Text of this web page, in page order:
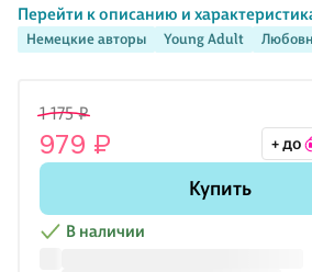
Немецкие авторы Young Adult
судьбы не из милости, а из гнева и
цикла о столкновении человеческой
богом, который не скрывает своей
О чём книга
Когда на острове начинают вымирать
перестаёт быть чужой или далёкой.
этим стоит месть тех, кт
Перейти к описанию и
1 175 ₽
979 ₽ + до
Купить
В наличии